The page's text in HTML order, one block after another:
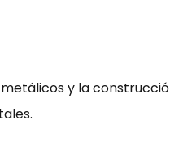
y la